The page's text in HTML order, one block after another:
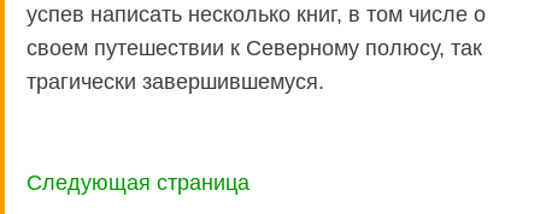
успев написать несколько книг, в том числе о
своем путешествии к Северному полюсу, так
трагически завершившемуся.
Следующая страница